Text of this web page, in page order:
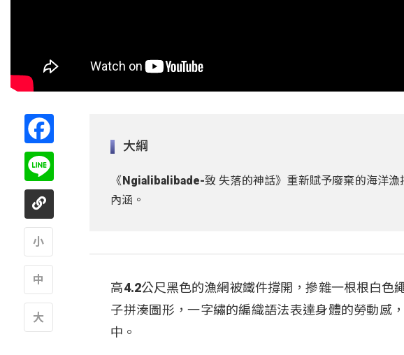
大綱
《Ngialibalibade-致 失落的神話》重新賦予廢棄的海洋
內涵。
高4.2公尺黑色的漁網被鐵件撐開，摻雜一根根白色
子拼湊圖形，一字繡的編織語法表達身體的勞動感
中。